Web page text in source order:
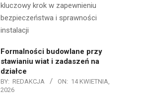
kluczowy krok w zapewnieniu
bezpieczeństwa i sprawności
instalacji
Formalności budowlane przy
stawianiu wiat i zadaszeń na
działce
BY: REDAKCJA ON: 14 KWIETNIA,
2026